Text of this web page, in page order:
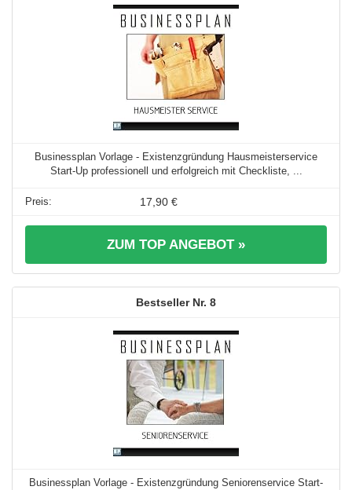
Businessplan Vorlage - Existenzgründung Hausmeisterservice
Start-Up professionell und erfolgreich mit Checkliste, ...
17,90 €
ZUM TOP ANGEBOT »
8
Businessplan Vorlage - Existenzgründung Seniorenservice Start-